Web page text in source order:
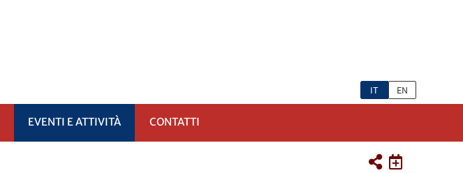
IT EN
EVENTI E ATTIVITÀ CONTATTI